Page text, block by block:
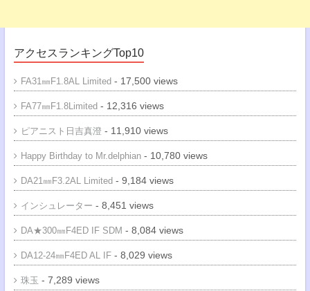
アクセスランキングTop10
FA31㎜F1.8AL Limited- 17,500 views
FA77㎜F1.8Limited- 12,316 views
ピアニスト日吉真澄 - 11,910 views
Happy Birthday to Mr.delphian- 10,780 views
DA21㎜F3.2AL Limited- 9,184 views
インシュレーター - 8,451 views
DA★300㎜F4ED IF SDM - 8,084 views
DA12-24㎜F4ED AL IF- 8,029 views
珠玉 - 7,289 views